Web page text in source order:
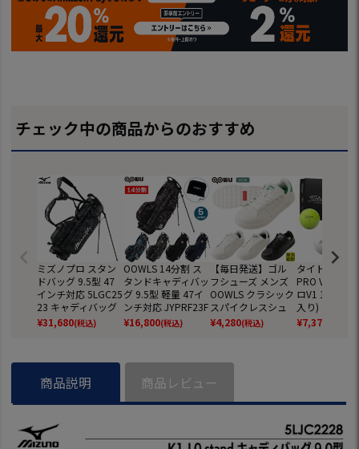
チェック中の商品からのおすすめ
ミズノプロ スタン
ドバッグ 9.5型 47
インチ対応 5LGC25
23 キャディバッグ
2025年モデル ゴル
フ mizuno 日本正
¥31,680(税込)
OOWLS 14分割 ス
タンドキャディバッ
グ 9.5型 軽量 47イ
ンチ対応 JYPRF23F
SB 【JYPER'Sオリ
ジナル商品】
¥16,800(税込)
【毎日発送】ゴル
フシューズ メンズ
OOWLS クラシック
スパイクレスシュ
ーズ JYPRF003 ス
パイクレスシューズ
f 防水 靴 グッズ お
スゴルフシューズ
普段履き ゴルフの
¥4,280(税込)
タイトリスト
PRO V1 ボー
ロV1 1ダース
入り) ゴルフ
2025年モデル
EIST 日本正
¥7,370
商品説明 商品レビュー